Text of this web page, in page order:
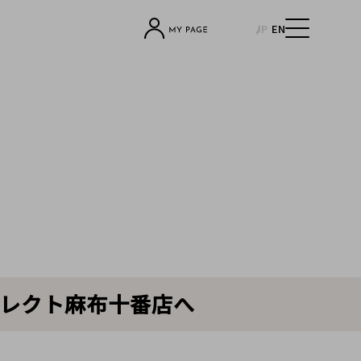
JP EN
クト麻布十番店へ